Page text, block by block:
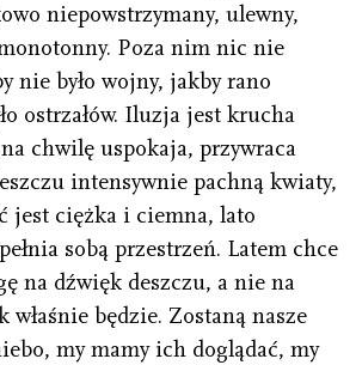
niepowstrzymany, ulewny,
Poza nim nic nie
nie było wojny, jakby rano
ostrzałów. Iluzja jest krucha
chwilę uspokaja, przywraca
intensywnie pachną kwiaty,
jest ciężka i ciemna, lato
sobą przestrzeń. Latem chce
na dźwięk deszczu, a nie na
właśnie będzie. Zostaną nasze
my mamy ich doglądać, my